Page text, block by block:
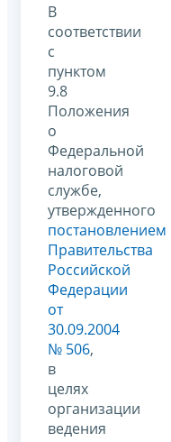
В
соответствии
с
пунктом
9.8
Положения
о
Федеральной
налоговой
службе,
утвержденного
постановлением
Правительства
Российской
Федерации
от
30.09.2004
№ 506,
в
целях
организации
ведения